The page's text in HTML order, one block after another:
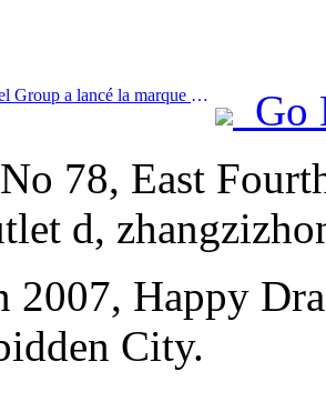
Prev:China Travel Group a lancé la marque « China Travel Good Times » pour se développer sur le marché du tourisme senior.
Go
78, East
d,
2007, Happy
City.